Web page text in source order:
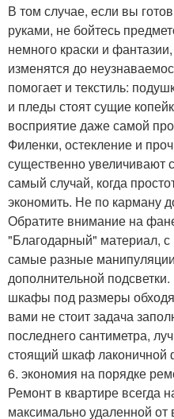
В том случае, если вы
руками, не бойтесь
немного краски и
изменятся до
помогает и текстиль:
и пледы стоят сущие
восприятие даже самой
Филенки, остекление и
существенно увеличивают
самый случай, когда
экономить. Не по карману
Обратите внимание на
"Благодарный" материал,
самые разные
дополнительной
шкафы под размеры
вами не стоит задача
последнего сантиметра,
стоящий шкаф
6. экономия на порядке
Ремонт в квартире всегда
максимально удаленной от